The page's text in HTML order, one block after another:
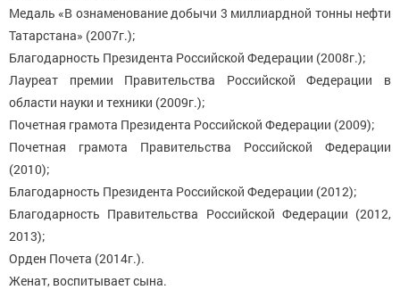
Медаль «В ознаменование добычи 3 миллиардной тонны нефти
Татарстана» (2007г.);
Благодарность Президента Российской Федерации (2008г.);
Лауреат премии Правительства Российской Федерации в
области науки и техники (2009г.);
Почетная грамота Президента Российской Федерации (2009);
Почетная грамота Правительства Российской Федерации
(2010);
Благодарность Президента Российской Федерации (2012);
Благодарность Правительства Российской Федерации (2012,
2013);
Орден Почета (2014г.).
Женат, воспитывает сына.